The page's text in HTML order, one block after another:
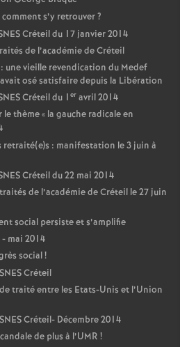
s’y retrouver?
Créteil du 17 janvier 2014
de l’académie de Créteil
une vieille revendication du Medef
osé satisfaire depuis la Libération
Créteil du 1 er avril 2014
le thème « la gauche radicale en
: manifestation le 3 juin à
Créteil du 22 mai 2014
de l’académie de Créteil le 27 juin
social persiste et s’amplifie
mai 2014
social!
SNESCréteil
traité entre les Etats-Unis et l’Union
SNESCréteil- Décembre 2014
de plus à l’UMR !